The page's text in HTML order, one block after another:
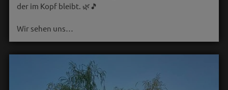
der im Kopf bleibt. 🌿🎵
Wir sehen uns…